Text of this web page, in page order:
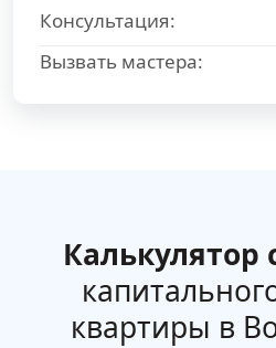
Консультация:
Вызвать мастера:
Калькулятор
квартиры в